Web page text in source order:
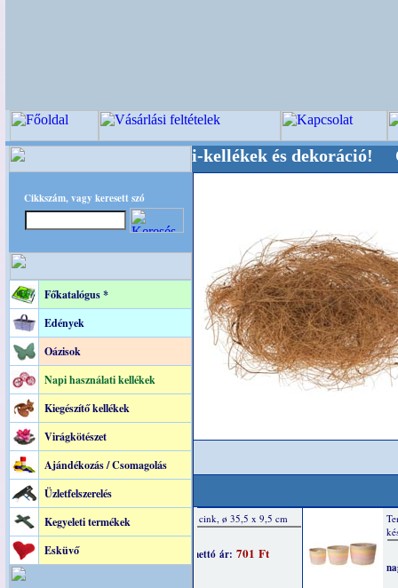
Cikkszám, vagy keresett szó
Főkatalógus *
Edények
Oázisok
Napi használati kellékek
Kiegészítő kellékek
Virágkötészet
Ajándékozás / Csomagolás
Üzletfelszerelés
Kegyeleti termékek
Esküvő
, Kegyeleti-kellékek és dekoráció!